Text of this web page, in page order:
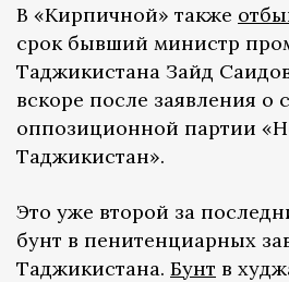
В «Кирпичной» также
срок бывший министр
Таджикистана Зайд
вскоре после заявления о
оппозиционной партии
Таджикистан».
Это уже второй за
бунт в пенитенциарных
Таджикистана. Бунт в